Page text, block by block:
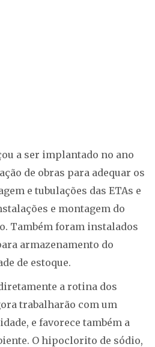
a ser implantado no ano
de obras para adequar os
e tubulações das ETAs e
e montagem do
Também foram instalados
armazenamento do
de estoque.
a rotina dos
trabalharão com um
e favorece também a
O hipoclorito de sódio,